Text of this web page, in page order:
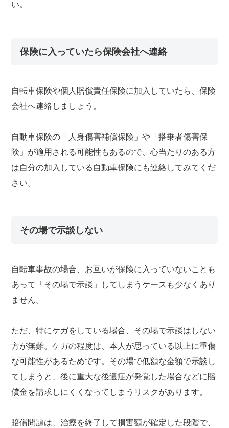
い。
保険に入っていたら保険会社へ連絡
自転車保険や個人賠償責任保険に加入していたら、保険
会社へ連絡しましょう。
自動車保険の「人身傷害補償保険」や「搭乗者傷害保
険」が適用される可能性もあるので、心当たりのある方
は自分の加入している自動車保険にも連絡してみてくだ
さい。
その場で示談しない
自転車事故の場合、お互いが保険に入っていないことも
あって「その場で示談」してしまうケースも少なくあり
ません。
ただ、特にケガをしている場合、その場で示談はしない
方が無難。ケガの程度は、本人が思っている以上に重傷
な可能性があるためです。その場で低額な金額で示談し
てしまうと、後に重大な後遺症が発覚した場合などに賠
償金を請求しにくくなってしまうリスクがあります。
賠償問題は、治療を終了して損害額が確定した段階で、